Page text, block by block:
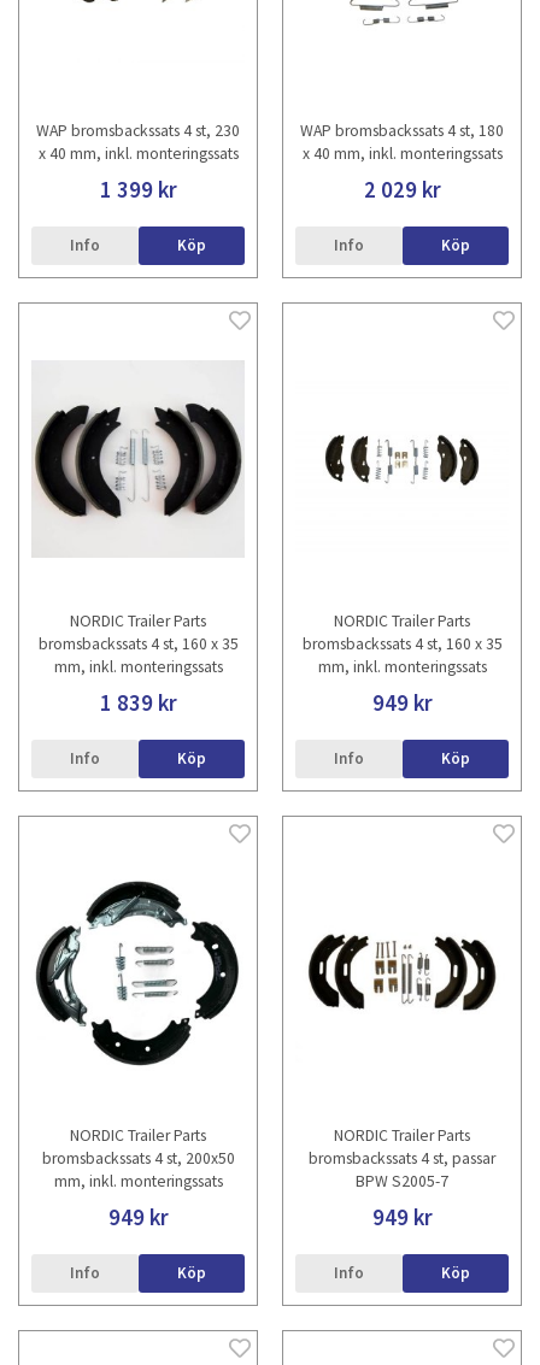
WAP bromsbackssats 4 st, 230
x 40 mm, inkl. monteringssats
1 399 kr
Info Köp
WAP bromsbackssats 4 st, 180
x 40 mm, inkl. monteringssats
2 029 kr
Info Köp
NORDIC Trailer Parts
bromsbackssats 4 st, 160 x 35
mm, inkl. monteringssats
1 839 kr
Info Köp
NORDIC Trailer Parts
bromsbackssats 4 st, 160 x 35
mm, inkl. monteringssats
949 kr
Info Köp
NORDIC Trailer Parts
bromsbackssats 4 st, 200x50
mm, inkl. monteringssats
949 kr
Info Köp
NORDIC Trailer Parts
bromsbackssats 4 st, passar
BPW S2005-7
949 kr
Info Köp